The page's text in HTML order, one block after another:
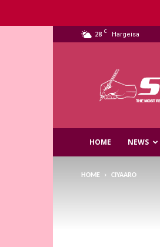
28 C Hargeisa
Media
HOME NEWS
HOME CIYAARO